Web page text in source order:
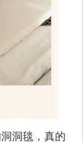
洞毯，真的